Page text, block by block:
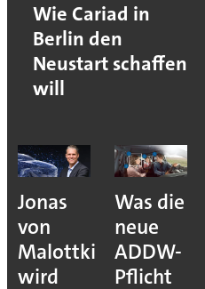
Wie Cariad in
Berlin den
Neustart schaffen
will
Jonas
von
Malottki
wird
Was die
neue
ADDW-
Pflicht